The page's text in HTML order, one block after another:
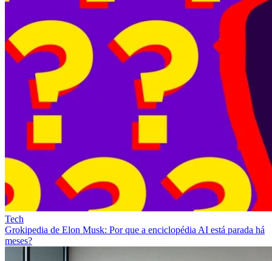
Tech
Grokipedia de Elon Musk: Por que a enciclopédia AI está parada há
meses?